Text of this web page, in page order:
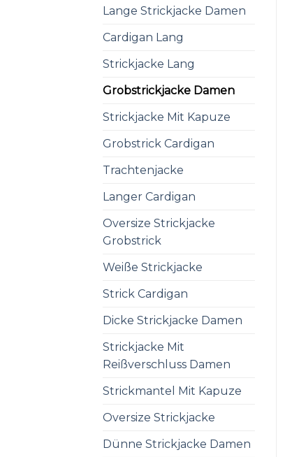
Lange Strickjacke Damen
Cardigan Lang
Strickjacke Lang
Grobstrickjacke Damen
Strickjacke Mit Kapuze
Grobstrick Cardigan
Trachtenjacke
Langer Cardigan
Oversize Strickjacke
Grobstrick
Weiße Strickjacke
Strick Cardigan
Dicke Strickjacke Damen
Strickjacke Mit
Reißverschluss Damen
Strickmantel Mit Kapuze
Oversize Strickjacke
Dünne Strickjacke Damen